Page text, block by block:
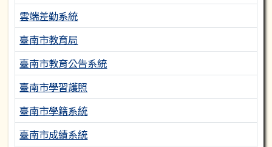
雲端差勤系統
臺南市教育局
臺南市教育公告系統
臺南市學習護照
臺南市學籍系統
臺南市成績系統